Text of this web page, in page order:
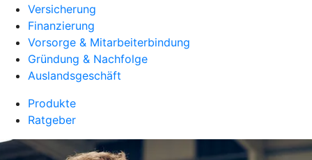
Versicherung
Finanzierung
Vorsorge & Mitarbeiterbindung
Gründung & Nachfolge
Auslandsgeschäft
Produkte
Ratgeber